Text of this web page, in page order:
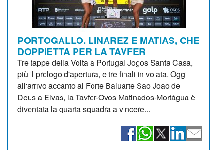
PORTOGALLO. LINAREZ E MATIAS, CHE
DOPPIETTA PER LA TAVFER
Tre tappe della Volta a Portugal Jogos Santa Casa,
più il prologo d'apertura, e tre finali in volata. Oggi
all'arrivo accanto al Forte Baluarte São João de
Deus a Elvas, la Tavfer-Ovos Matinados-Mortágua è
diventata la quarta squadra a vincere...